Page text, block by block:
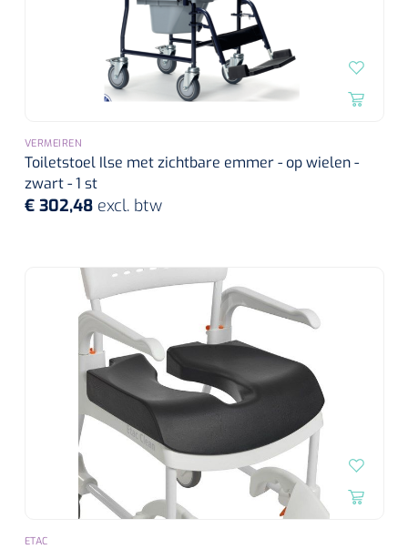
VERMEIREN
Toiletstoel Ilse met zichtbare emmer - op wielen -
zwart - 1 st
€ 302,48 excl. btw
ETAC